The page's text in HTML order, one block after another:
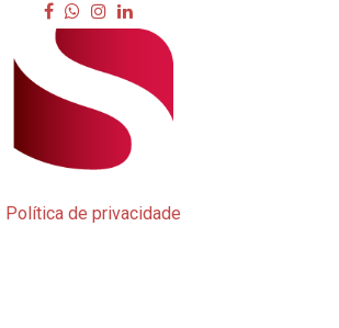
Política de privacidade